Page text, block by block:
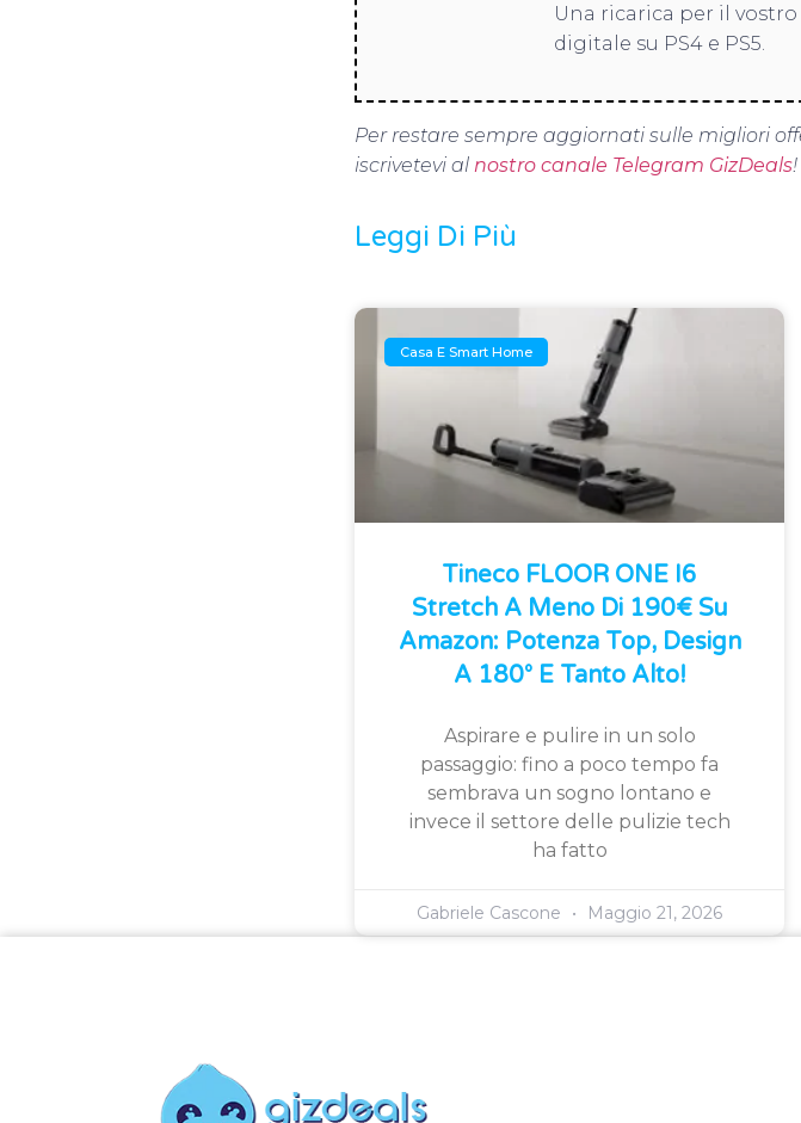
Una ricarica per il
digitale su PS4 e PS5.
Per restare sempre aggiornati sulle migliori
iscrivetevi al nostro canale Telegram GizDeals!
Leggi Di Più
Casa E Smart Home
Tineco FLOOR ONE I6
Stretch A Meno Di 190€ Su
Amazon: Potenza Top, Design
A 180° E Tanto Alto!
Aspirare e pulire in un solo
passaggio: fino a poco tempo fa
sembrava un sogno lontano e
invece il settore delle pulizie tech
ha fatto
Gabriele Cascone Maggio 21, 2026